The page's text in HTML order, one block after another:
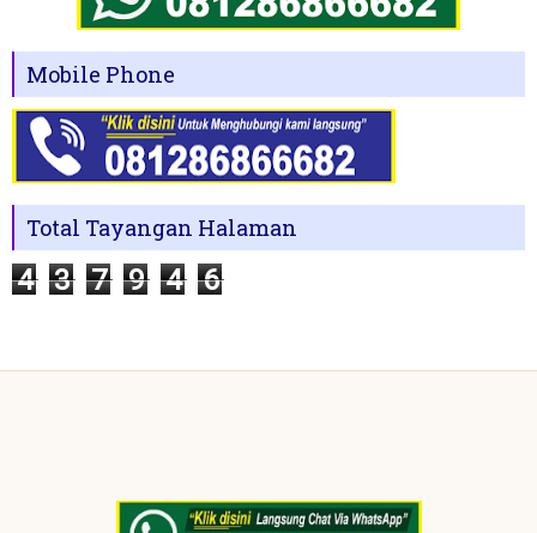
Mobile Phone
Total Tayangan Halaman
4 3 7 9 4 6